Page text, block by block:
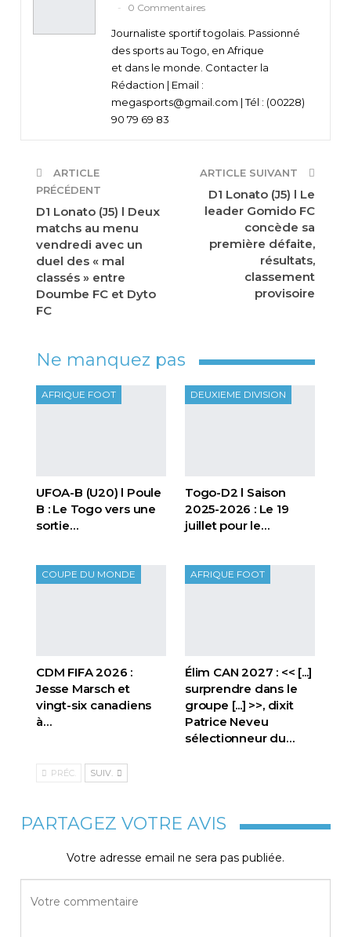
0 Commentaires
Journaliste sportif togolais. Passionné
des sports au Togo, en Afrique
et dans le monde. Contacter la
Rédaction | Email :
megasports@gmail.com | Tél : (00228)
90 79 69 83
ARTICLE
PRÉCÉDENT
D1 Lonato (J5) l Deux
matchs au menu
vendredi avec un
duel des « mal
classés » entre
Doumbe FC et Dyto
FC
ARTICLE SUIVANT
D1 Lonato (J5) l Le
leader Gomido FC
concède sa
première défaite,
résultats,
classement
provisoire
Ne manquez pas
AFRIQUE FOOT
UFOA-B (U20) l Poule
B : Le Togo vers une
sortie…
DEUXIEME DIVISION
Togo-D2 l Saison
2025-2026 : Le 19
juillet pour le…
COUPE DU MONDE
CDM FIFA 2026 :
Jesse Marsch et
vingt-six canadiens
à…
AFRIQUE FOOT
Élim CAN 2027 : << [...]
surprendre dans le
groupe [...] >>, dixit
Patrice Neveu
sélectionneur du…
PRÉC. SUIV.
PARTAGEZ VOTRE AVIS
Votre adresse email ne sera pas publiée.